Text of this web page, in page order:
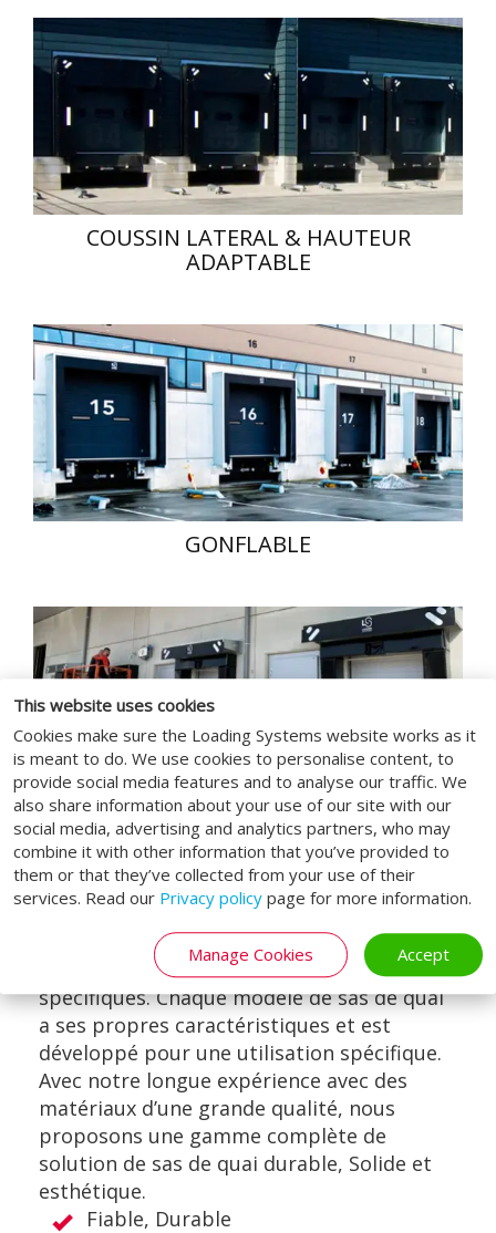
This website uses cookies
Cookies make sure the Loading Systems website works as it
is meant to do. We use cookies to personalise content, to
provide social media features and to analyse our traffic. We
also share information about your use of our site with our
social media, advertising and analytics partners, who may
combine it with other information that you’ve provided to
them or that they’ve collected from your use of their
services. Read our Privacy policy page for more information.
Manage Cookies Accept
COUSSIN LATERAL & HAUTEUR
ADAPTABLE
GONFLABLE
VAN-DOCK SHELTER
Tous les sas de quai Loading Systems
offrent une solution à des situations
spécifiques. Chaque modèle de sas de quai
a ses propres caractéristiques et est
développé pour une utilisation spécifique.
Avec notre longue expérience avec des
matériaux d’une grande qualité, nous
proposons une gamme complète de
solution de sas de quai durable, Solide et
esthétique.
Fiable, Durable